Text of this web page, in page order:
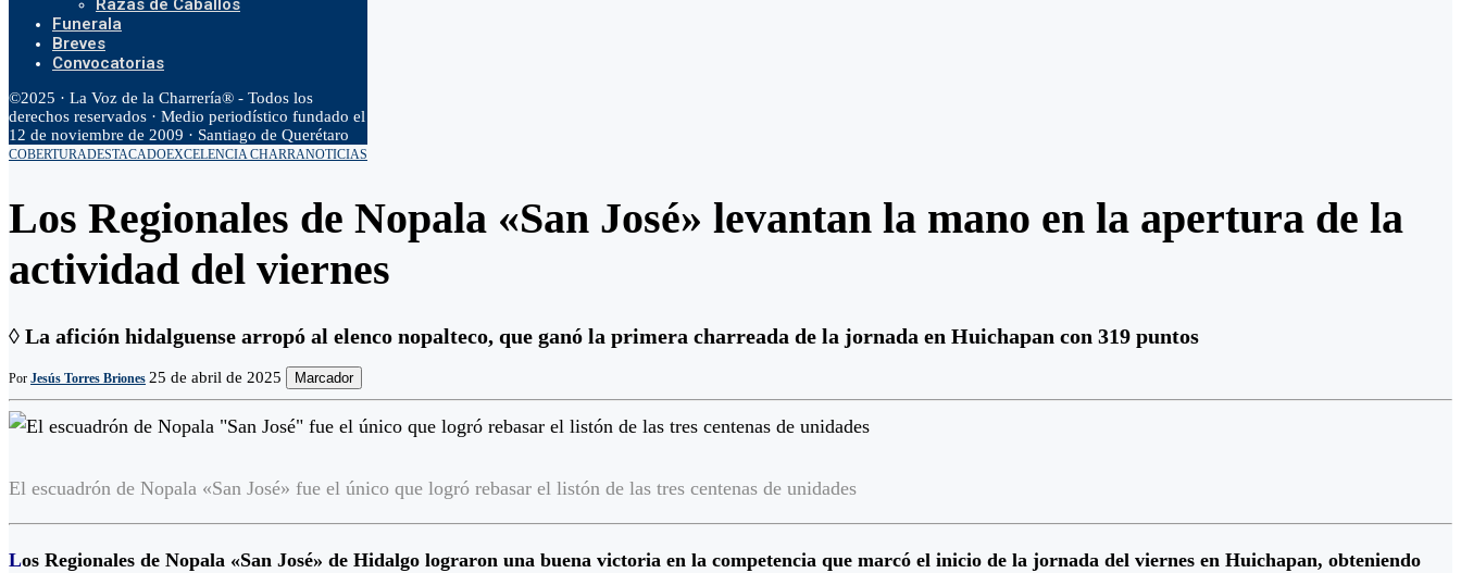
Razas de Caballos
Funerala
Breves
Convocatorias
©2025 · La Voz de la Charrería® - Todos los
derechos reservados · Medio periodístico fundado el
12 de noviembre de 2009 · Santiago de Querétaro
COBERTURADESTACADOEXCELENCIA CHARRANOTICIAS
Los Regionales de Nopala «San José» levantan la mano en la apertura de la
actividad del viernes
◊ La afición hidalguense arropó al elenco nopalteco, que ganó la primera charreada de la jornada en Huichapan con 319 puntos
Por Jesús Torres Briones 25 de abril de 2025 Marcador
El escuadrón de Nopala «San José» fue el único que logró rebasar el listón de las tres centenas de unidades
Los Regionales de Nopala «San José» de Hidalgo lograron una buena victoria en la competencia que marcó el inicio de la jornada del viernes en Huichapan, obteniendo